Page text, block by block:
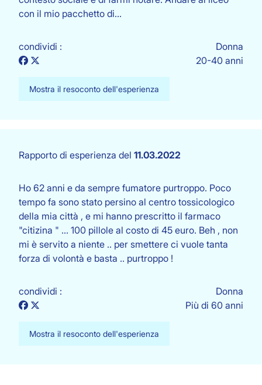
con il mio pacchetto di…
condividi :
Mostra il resoconto dell'esperienza
Donna
20-40 anni
Rapporto di esperienza del 11.03.2022
Ho 62 anni e da sempre fumatore purtroppo. Poco
tempo fa sono stato persino al centro tossicologico
della mia città , e mi hanno prescritto il farmaco
"citizina " ... 100 pillole al costo di 45 euro. Beh , non
mi è servito a niente .. per smettere ci vuole tanta
forza di volontà e basta .. purtroppo !
condividi :
Mostra il resoconto dell'esperienza
Donna
Più di 60 anni